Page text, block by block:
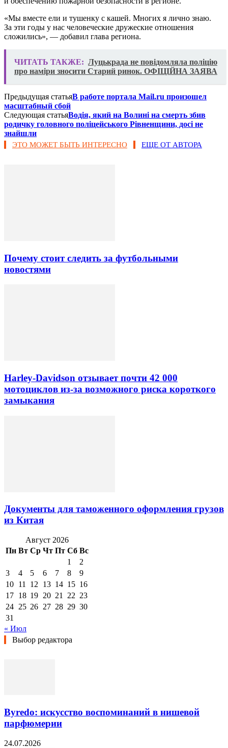
«Мы вместе ели и тушенку с кашей. Многих я лично знаю.
За эти годы у нас человеческие дружеские отношения
сложились», — добавил глава региона.
ЧИТАТЬ ТАКЖЕ: Луцькрада не повідомляла поліцію
про наміри зносити Старий ринок. ОФІЦІЙНА ЗАЯВА
Предыдущая статьяВ работе портала Mail.ru произошел
масштабный сбой
Следующая статьяВодія, який на Волині на смерть збив
родичку головного поліцейського Рівненщини, досі не
знайшли
ЭТО МОЖЕТ БЫТЬ ИНТЕРЕСНО ЕЩЕ ОТ АВТОРА
Почему стоит следить за футбольными
новостями
Harley-Davidson отзывает почти 42 000
мотоциклов из-за возможного риска короткого
замыкания
Документы для таможенного оформления грузов
из Китая
Август 2026
Пн Вт Ср Чт Пт Сб Вс
1
2
3
4 5 6 7 8
9
10 11 12 13 14 15 16
17 18 19 20 21 22 23
24 25 26 27 28 29 30
31
« Июл
Выбор редактора
Byredo: искусство воспоминаний в нишевой
парфюмерии
24.07.2026